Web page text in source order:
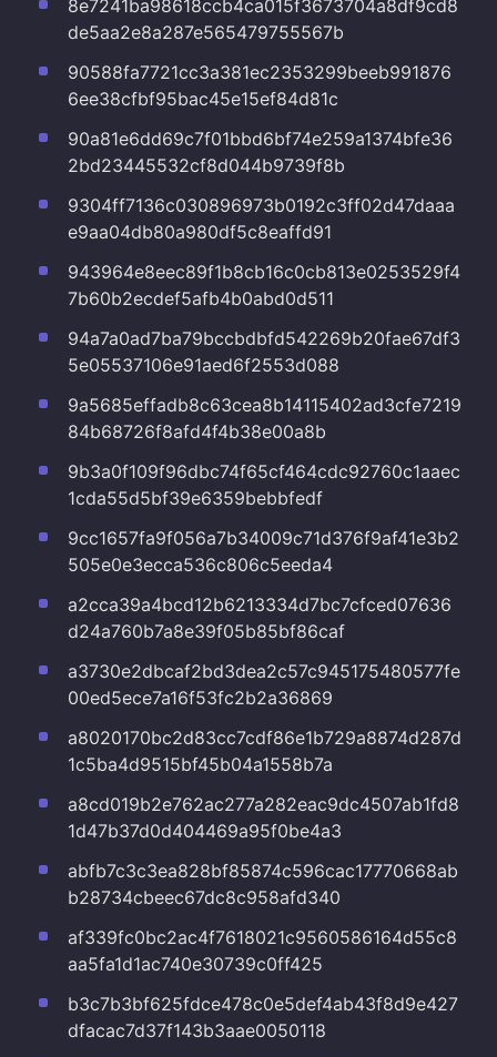
8e7241ba98618ccb4ca015f3673704a8df9cd8
de5aa2e8a287e565479755567b
90588fa7721cc3a381ec2353299beeb991876
6ee38cfbf95bac45e15ef84d81c
90a81e6dd69c7f01bbd6bf74e259a1374bfe36
2bd23445532cf8d044b9739f8b
9304ff7136c030896973b0192c3ff02d47daaa
e9aa04db80a980df5c8eaffd91
943964e8eec89f1b8cb16c0cb813e0253529f4
7b60b2ecdef5afb4b0abd0d511
94a7a0ad7ba79bccbdbfd542269b20fae67df3
5e05537106e91aed6f2553d088
9a5685effadb8c63cea8b14115402ad3cfe7219
84b68726f8afd4f4b38e00a8b
9b3a0f109f96dbc74f65cf464cdc92760c1aaec
1cda55d5bf39e6359bebbfedf
9cc1657fa9f056a7b34009c71d376f9af41e3b2
505e0e3ecca536c806c5eeda4
a2cca39a4bcd12b6213334d7bc7cfced07636
d24a760b7a8e39f05b85bf86caf
a3730e2dbcaf2bd3dea2c57c945175480577fe
00ed5ece7a16f53fc2b2a36869
a8020170bc2d83cc7cdf86e1b729a8874d287d
1c5ba4d9515bf45b04a1558b7a
a8cd019b2e762ac277a282eac9dc4507ab1fd8
1d47b37d0d404469a95f0be4a3
abfb7c3c3ea828bf85874c596cac17770668ab
b28734cbeec67dc8c958afd340
af339fc0bc2ac4f7618021c9560586164d55c8
aa5fa1d1ac740e30739c0ff425
b3c7b3bf625fdce478c0e5def4ab43f8d9e427
dfacac7d37f143b3aae0050118